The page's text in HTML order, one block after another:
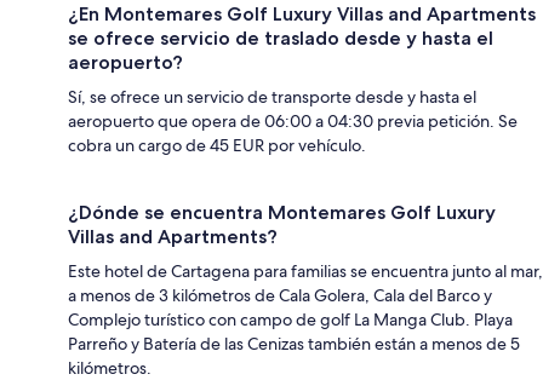
¿En Montemares Golf Luxury Villas and Apartments
se ofrece servicio de traslado desde y hasta el
aeropuerto?
Sí, se ofrece un servicio de transporte desde y hasta el
aeropuerto que opera de 06:00 a 04:30 previa petición. Se
cobra un cargo de 45 EUR por vehículo.
¿Dónde se encuentra Montemares Golf Luxury
Villas and Apartments?
Este hotel de Cartagena para familias se encuentra junto al mar,
a menos de 3 kilómetros de Cala Golera, Cala del Barco y
Complejo turístico con campo de golf La Manga Club. Playa
Parreño y Batería de las Cenizas también están a menos de 5
kilómetros.